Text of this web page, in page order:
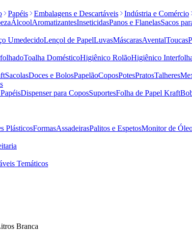
Papéis Embalagens e Descartáveis Indústria e Comércio
ÁlcoolAromatizantesInseticidasPanos e FlanelasSacos
UmedecidoLençol de PapelLuvasMáscarasAventalToucas
Toalha DomésticoHigiênico RolãoHigiênico
SacolasDoces e BolosPapelãoCoposPotesPratosTalheres
Dispenser para CoposSuportesFolha de Papel Kraft
PlásticosFormasAssadeirasPalitos e EspetosMonitor de
Temáticos
Branca